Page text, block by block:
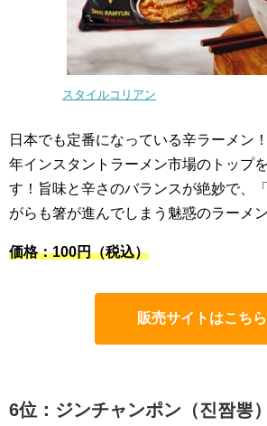
スタイルコリアン
日本でも定番になっている辛ラーメン
年インスタントラーメン市場のトップ
す！旨味と辛さのバランスが絶妙で、
がらも箸が進んでしまう魅惑のラーメ
価格：100円（税込）
販売サイトはこちら
6位：ジンチャンポン（진짬뽕）